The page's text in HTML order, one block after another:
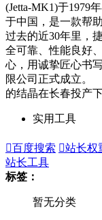
(Jetta-MK1)于
于中国，是一款帮
过去的近30年里，
全可靠、性能良好
心，用诚挚匠心书
限公司正式成立
的结晶在长春投产
实用工具
百度搜索 站长权
站长工具
标签：
暂无分类